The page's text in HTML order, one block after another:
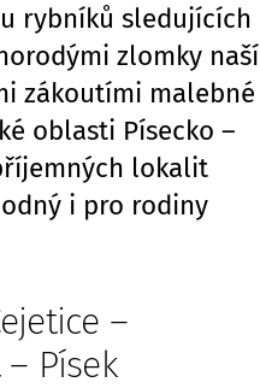
rybníků sledujících
zlomky naší
zákoutími malebné
oblasti Písecko –
lokalit
i pro rodiny
–
Písek